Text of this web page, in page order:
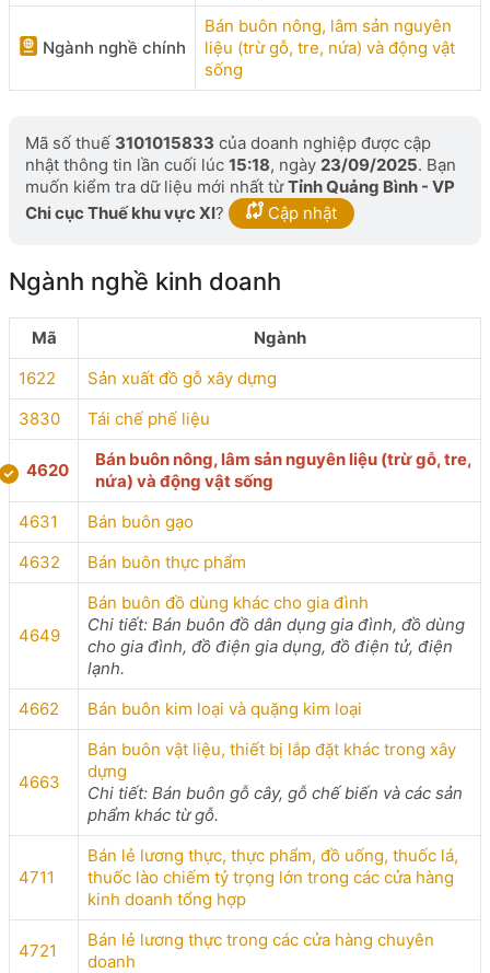
Ngành nghề chính
Bán buôn nông, lâm sản nguyên
liệu (trừ gỗ, tre, nứa) và động vật
sống
Mã số thuế 3101015833 của doanh nghiệp được cập
nhật thông tin lần cuối lúc 15:18, ngày 23/09/2025. Bạn
muốn kiểm tra dữ liệu mới nhất từTỉnh Quảng Bình - VP
Chi cục Thuế khu vực XI? Cập nhật
Ngành nghề kinh doanh
Mã
Ngành
1622
Sản xuất đồ gỗ xây dựng
3830
Tái chế phế liệu
4620
Bán buôn nông, lâm sản nguyên liệu (trừ gỗ, tre,
nứa) và động vật sống
4631
Bán buôn gạo
4632
Bán buôn thực phẩm
4649
Bán buôn đồ dùng khác cho gia đình
Chi tiết: Bán buôn đồ dân dụng gia đình, đồ dùng
cho gia đình, đồ điện gia dụng, đồ điện tử, điện
lạnh.
4662
Bán buôn kim loại và quặng kim loại
4663
Bán buôn vật liệu, thiết bị lắp đặt khác trong xây
dựng
Chi tiết: Bán buôn gỗ cây, gỗ chế biến và các sản
phẩm khác từ gỗ.
4711
Bán lẻ lương thực, thực phẩm, đồ uống, thuốc lá,
thuốc lào chiếm tỷ trọng lớn trong các cửa hàng
kinh doanh tổng hợp
4721
Bán lẻ lương thực trong các cửa hàng chuyên
doanh